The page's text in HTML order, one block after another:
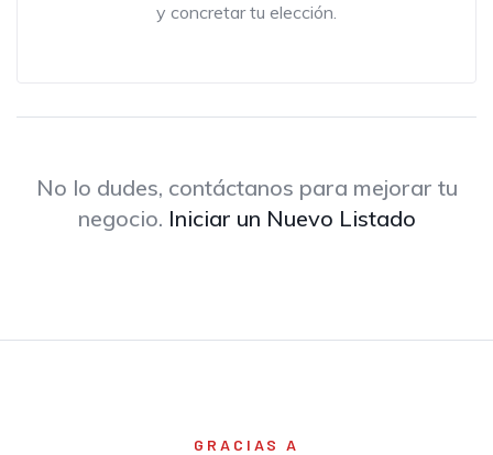
y concretar tu elección.
No lo dudes, contáctanos para mejorar tu
negocio. Iniciar un Nuevo Listado
GRACIAS A